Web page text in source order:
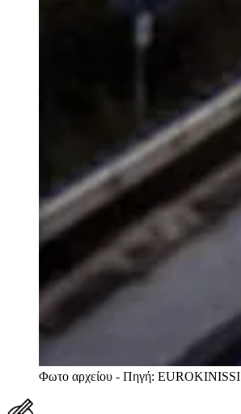
Φωτο αρχείου - Πηγή: EUROKINISSI